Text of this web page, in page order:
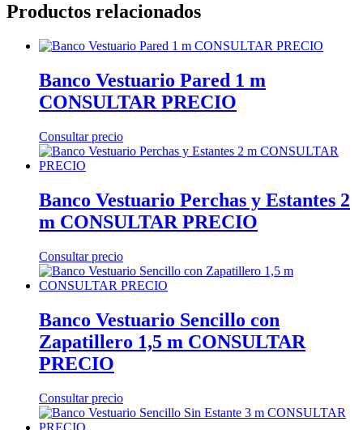
Productos relacionados
Banco Vestuario Pared 1 m
CONSULTAR PRECIO
Consultar precio
Banco Vestuario Perchas y Estantes 2
m CONSULTAR PRECIO
Consultar precio
Banco Vestuario Sencillo con
Zapatillero 1,5 m CONSULTAR
PRECIO
Consultar precio